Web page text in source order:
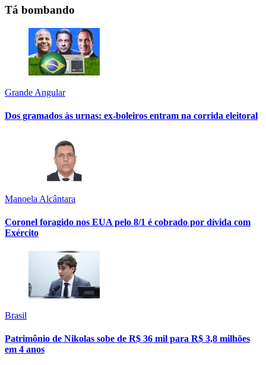
Tá bombando
Grande Angular
Dos gramados às urnas: ex-boleiros entram na corrida eleitoral
Manoela Alcântara
Coronel foragido nos EUA pelo 8/1 é cobrado por dívida com
Exército
Brasil
Patrimônio de Nikolas sobe de R$ 36 mil para R$ 3,8 milhões
em 4 anos